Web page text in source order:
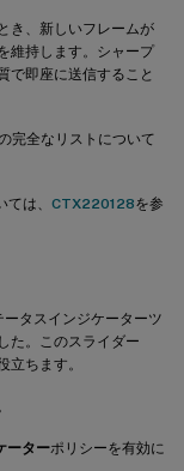
き、新しいフレームが
維持します。シャープ
で即座に送信すること
完全なリストについて
は、 CTX220128を参
タスインジケーターツ
た。このスライダー
立ちます。
ーターポリシーを有効に